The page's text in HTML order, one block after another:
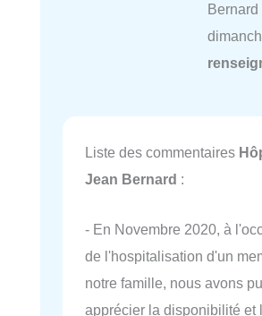
Bernard
Liste des commentaires
Jean Bernard :
- En Novembre 2020, à
de l'hospitalisation d'un
notre famille, nous avons pu
apprécier la disponibilité et